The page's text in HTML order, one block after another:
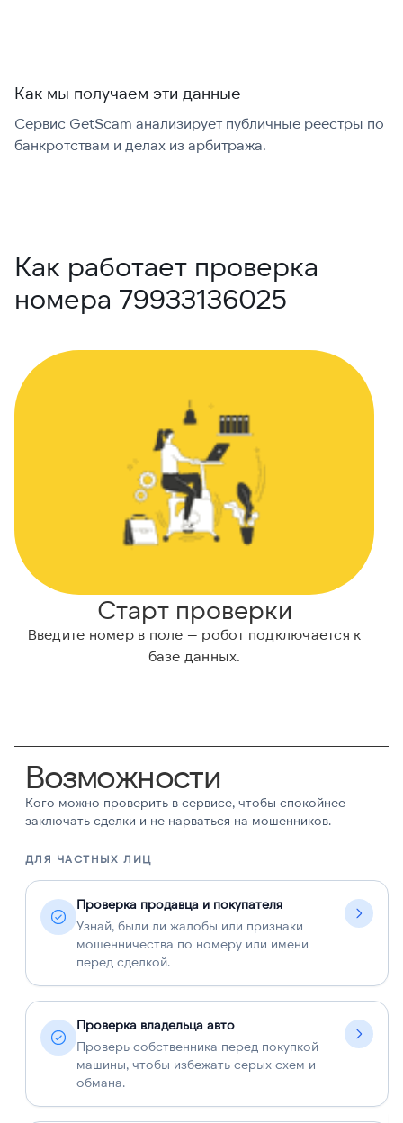
Как мы получаем эти данные
Сервис GetScam анализирует публичные реестры по
банкротствам и делах из арбитража.
Как работает проверка
номера 79933136025
Старт проверки
Введите номер в поле — робот подключается к
базе данных.
Возможности
Кого можно проверить в сервисе, чтобы спокойнее
заключать сделки и не нарваться на мошенников.
ДЛЯ ЧАСТНЫХ ЛИЦ
Проверка продавца и покупателя
Узнай, были ли жалобы или признаки
мошенничества по номеру или имени
перед сделкой.
Проверка владельца авто
Проверь собственника перед покупкой
машины, чтобы избежать серых схем и
обмана.